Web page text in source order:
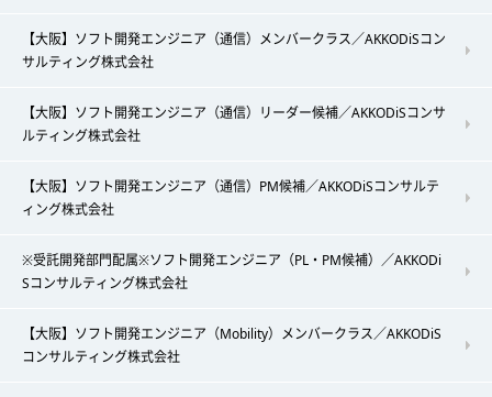
【大阪】ソフト開発エンジニア（通信）メンバークラス／AKKODiSコン
サルティング株式会社
【大阪】ソフト開発エンジニア（通信）リーダー候補／AKKODiSコンサ
ルティング株式会社
【大阪】ソフト開発エンジニア（通信）PM候補／AKKODiSコンサルテ
ィング株式会社
※受託開発部門配属※ソフト開発エンジニア（PL・PM候補）／AKKODi
Sコンサルティング株式会社
【大阪】ソフト開発エンジニア（Mobility）メンバークラス／AKKODiS
コンサルティング株式会社